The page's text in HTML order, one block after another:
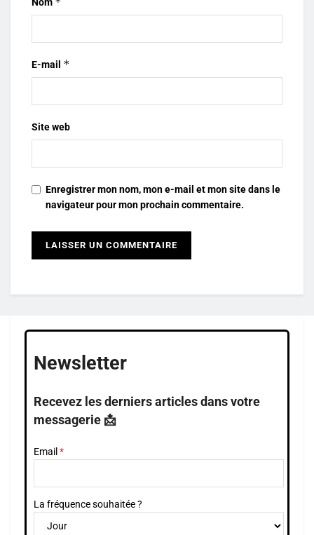
E-mail *
Site web
Enregistrer mon nom, mon e-mail et mon site dans le
navigateur pour mon prochain commentaire.
Newsletter
Recevez les derniers articles dans votre
messagerie 📩
Email
La fréquence souhaitée ?